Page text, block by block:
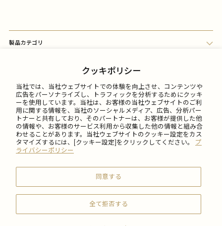
クッキポリシー
当社では、当社ウェブサイトでの体験を向上させ、コンテンツや
広告をパーソナライズし、トラフィックを分析するためにクッキ
ーを使用しています。当社は、お客様の当社ウェブサイトのご利
用に関する情報を、当社のソーシャルメディア、広告、分析パー
トナーと共有しており、そのパートナーは、お客様が提供した他
の情報や、お客様のサービス利用から収集した他の情報と組み合
わせることがあります。当社ウェブサイトのクッキー設定をカス
タマイズするには、[クッキー設定]をクリックしてください。 プ
ライバシーポリシー
同意する
全て拒否する
製品カテゴリ
FAQ
ご利用について
会社情報